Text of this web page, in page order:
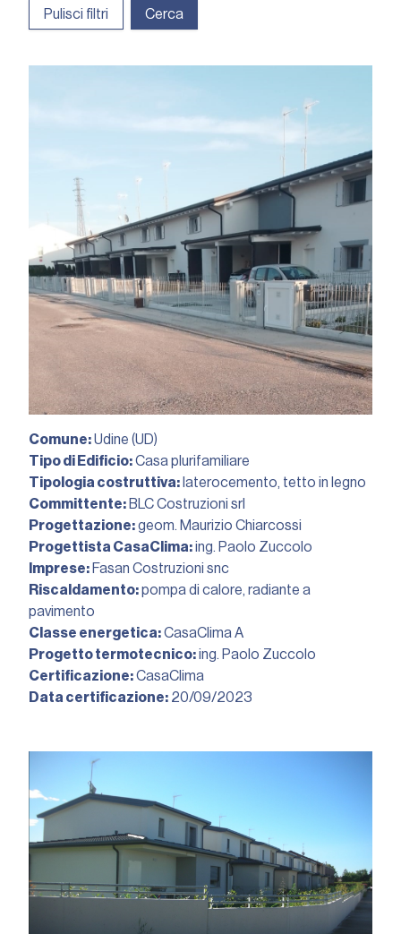
Pulisci filtri Cerca
Comune:Udine (UD)
Tipo di Edificio:Casa plurifamiliare
Tipologia costruttiva: laterocemento, tetto in legno
Committente: BLC Costruzioni srl
Progettazione:geom. Maurizio Chiarcossi
Progettista CasaClima:ing. Paolo Zuccolo
Imprese: Fasan Costruzioni snc
Riscaldamento:pompa di calore, radiante a
pavimento
Classe energetica:CasaClima A
Progetto termotecnico:ing. Paolo Zuccolo
Certificazione:CasaClima
Data certificazione: 20/09/2023︎